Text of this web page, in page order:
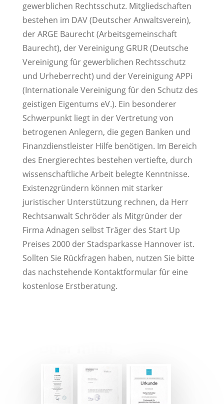
gewerblichen Rechtsschutz. Mitgliedschaften
bestehen im DAV (Deutscher Anwaltsverein),
der ARGE Baurecht (Arbeitsgemeinschaft
Baurecht), der Vereinigung GRUR (Deutsche
Vereinigung für gewerblichen Rechtsschutz
und Urheberrecht) und der Vereinigung APPi
(Internationale Vereinigung für den Schutz des
geistigen Eigentums eV.). Ein besonderer
Schwerpunkt liegt in der Vertretung von
betrogenen Anlegern, die gegen Banken und
Finanzdienstleister Hilfe benötigen. Im Bereich
des Energierechtes bestehen vertiefte, durch
wissenschaftliche Arbeit belegte Kenntnisse.
Existenzgründern können mit starker
juristischer Unterstützung rechnen, da Herr
Rechtsanwalt Schröder als Mitgründer der
Firma Adnagen selbst Träger des Start Up
Preises 2000 der Stadsparkasse Hannover ist.
Sollten Sie Rückfragen haben, nutzen Sie bitte
das nachstehende Kontaktformular für eine
kostenlose Erstberatung.